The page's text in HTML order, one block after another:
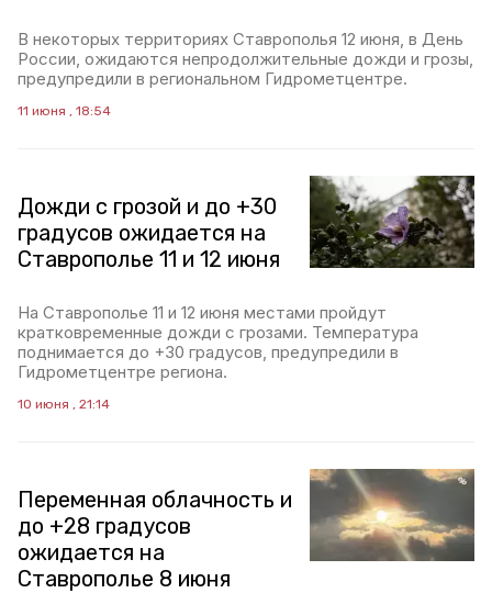
В некоторых территориях Ставрополья 12 июня, в День
России, ожидаются непродолжительные дожди и грозы,
предупредили в региональном Гидрометцентре.
11 июня , 18:54
Дожди с грозой и до +30
градусов ожидается на
Ставрополье 11 и 12 июня
На Ставрополье 11 и 12 июня местами пройдут
кратковременные дожди с грозами. Температура
поднимается до +30 градусов, предупредили в
Гидрометцентре региона.
10 июня , 21:14
Переменная облачность и
до +28 градусов
ожидается на
Ставрополье 8 июня